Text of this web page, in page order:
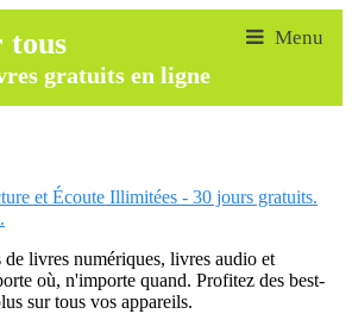
tous
gratuits en ligne
et Écoute Illimitées - 30 jours gratuits.
livres numériques, livres audio et
où, n'importe quand. Profitez des best-
sur tous vos appareils.